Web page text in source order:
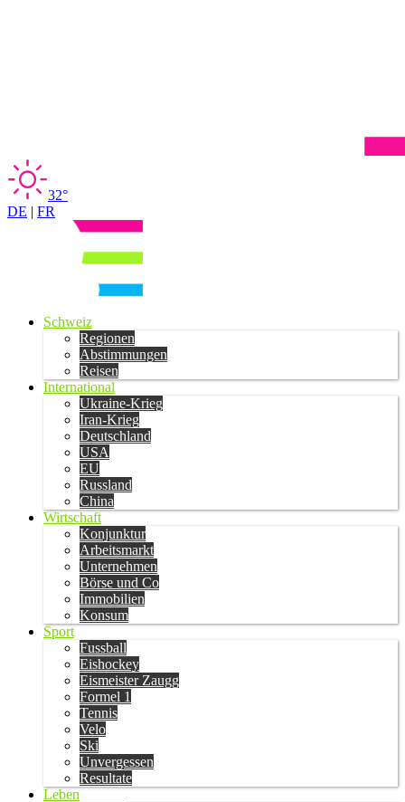
32°
DE | FR
Schweiz
Regionen
Abstimmungen
Reisen
International
Ukraine-Krieg
Iran-Krieg
Deutschland
USA
EU
Russland
China
Wirtschaft
Konjunktur
Arbeitsmarkt
Unternehmen
Börse und Co
Immobilien
Konsum
Sport
Fussball
Eishockey
Eismeister Zaugg
Formel 1
Tennis
Velo
Ski
Unvergessen
Resultate
Leben